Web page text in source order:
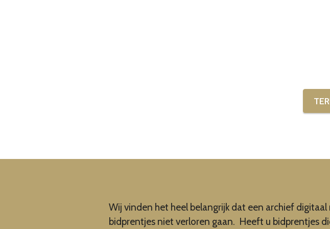
Wij vinden het heel belangrijk dat een archief
bidprentjes niet verloren gaan. Heeft u bidprentjes